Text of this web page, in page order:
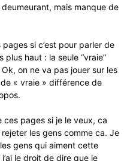
mais manque de
si c’est pour parler de
plus haut : la seule “vraie”
on ne va pas jouer sur les
« vraie » différence de
ces pages si je le veux, ca
les gens comme ca. Je
gens qui aiment cette
le droit de dire que je